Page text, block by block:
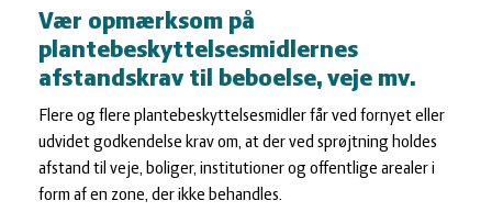
Vær opmærksom på
plantebeskyttelsesmidlernes
afstandskrav til beboelse, veje mv.
Flere og flere plantebeskyttelsesmidler får ved fornyet eller
udvidet godkendelse krav om, at der ved sprøjtning holdes
afstand til veje, boliger, institutioner og offentlige arealer i
form af en zone, der ikke behandles.